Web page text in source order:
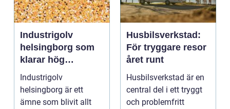
Industrigolv
helsingborg som
klarar hög
belastning och
tuffa krav
Industrigolv
helsingborg är ett
ämne som blivit allt
Husbilsverkstad:
För tryggare resor
året runt
Husbilsverkstad är en
central del i ett tryggt
och problemfritt